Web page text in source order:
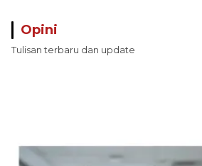
Opini
Tulisan terbaru dan update